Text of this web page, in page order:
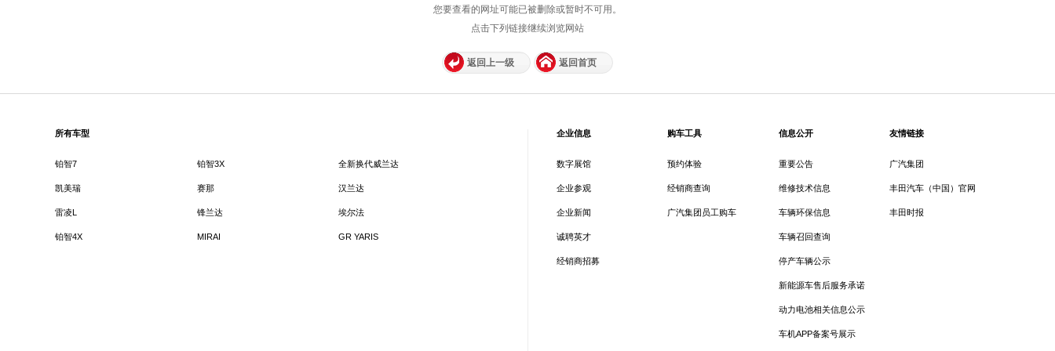
您要查看的网址可能已被删除或暂时不可用。
点击下列链接继续浏览网站
返回上一级 返回首页
所有车型
铂智7 铂智3X 全新换代威兰达
凯美瑞 赛那 汉兰达
雷凌L 锋兰达 埃尔法
铂智4X MIRAI GR YARIS
企业信息
数字展馆
企业参观
企业新闻
诚聘英才
经销商招募
购车工具
预约体验
经销商查询
广汽集团员工购车
信息公开
重要公告
维修技术信息
车辆环保信息
车辆召回查询
停产车辆公示
新能源车售后服务承诺
动力电池相关信息公示
车机APP备案号展示
友情链接
广汽集团
丰田汽车（中国）官网
丰田时报